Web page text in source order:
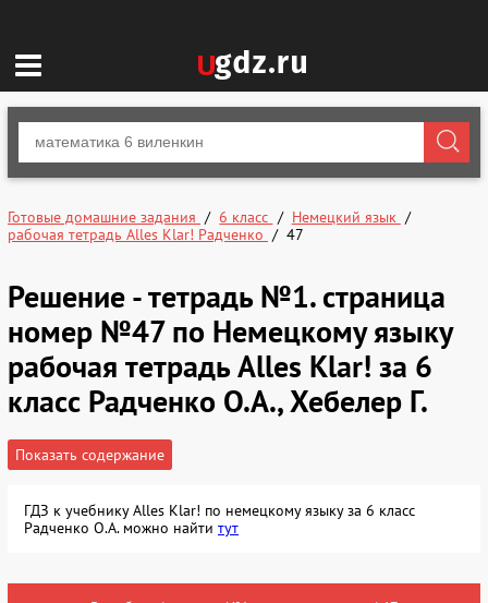
Готовые домашние задания 6 класс
Немецкий язык
рабочая тетрадь Alles Klar! Радченко
47
Решение - тетрадь №1. страница
номер №47 по Немецкому языку
рабочая тетрадь Alles Klar! за 6
класс Радченко О.А., Хебелер Г.
Показать содержание
ГДЗ к учебнику Alles Klar! по немецкому языку за 6 класс
Радченко О.А. можно найти тут